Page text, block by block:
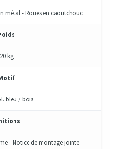
métal - Roues en caoutchouc
20 kg
bleu / bois
- Notice de montage jointe